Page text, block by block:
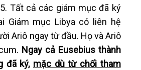
Tất cả các giám mục đã ký
Giám mục Libya có liên hệ
Ariô ngay từ đầu. Họ và Ariô
Ngay cả Eusebius thành
đã ký, mặc dù từ chối tham